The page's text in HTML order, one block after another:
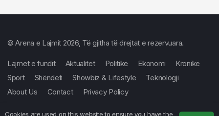
Cookies are used on this website to ensure you have the
© Arena e Lajmit 2026, Të gjitha të drejtat e rezervuara.
Lajmet e fundit Aktualitet Politikë Ekonomi
Kronikë
Sport
Shëndeti Showbiz & Lifestyle
Teknologji
About Us
Contact Privacy Policy